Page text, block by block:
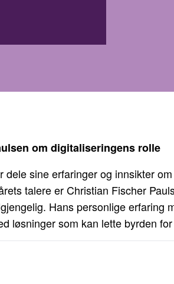
om digitaliseringens rolle
sine erfaringer og innsikter
talere er Christian Fischer
Hans personlige erfaring
løsninger som kan lette byrden